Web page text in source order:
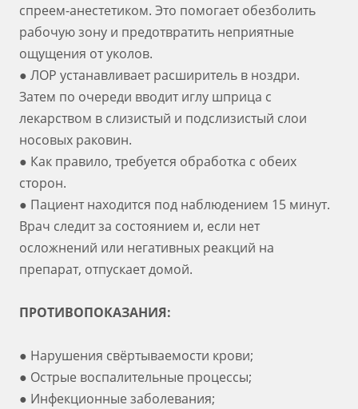
спреем-анестетиком. Это помогает обезболить
рабочую зону и предотвратить неприятные
ощущения от уколов.
● ЛОР устанавливает расширитель в ноздри.
Затем по очереди вводит иглу шприца с
лекарством в слизистый и подслизистый слои
носовых раковин.
● Как правило, требуется обработка с обеих
сторон.
● Пациент находится под наблюдением 15 минут.
Врач следит за состоянием и, если нет
осложнений или негативных реакций на
препарат, отпускает домой.
ПРОТИВОПОКАЗАНИЯ:
● Нарушения свёртываемости крови;
● Острые воспалительные процессы;
● Инфекционные заболевания;